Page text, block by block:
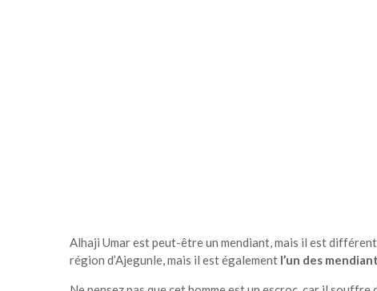
Alhaji Umar est peut-être un mendiant, mais il est différent
région d’Ajegunle, mais il est également l’un des